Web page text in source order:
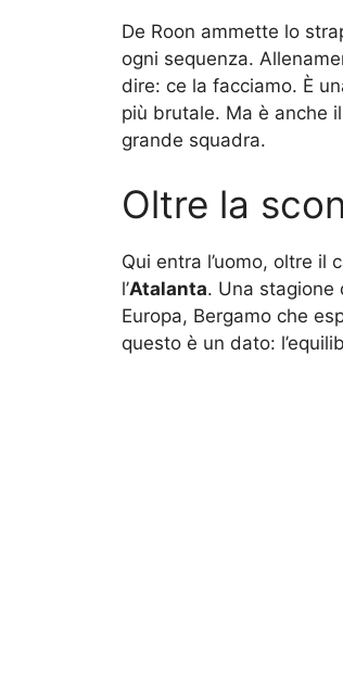
De Roon ammette lo
ogni sequenza.
dire: ce la facciamo. È
più brutale. Ma è anche
grande squadra.
Oltre la
Qui entra l’uomo, oltre il
l’Atalanta. Una stagione
Europa, Bergamo che
questo è un dato: